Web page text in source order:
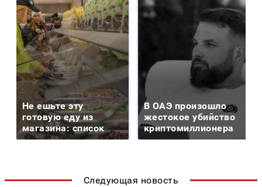
Не ешьте эту
готовую еду из
магазина: список
В ОАЭ произошло
жестокое убийство
криптомиллионера
Следующая новость